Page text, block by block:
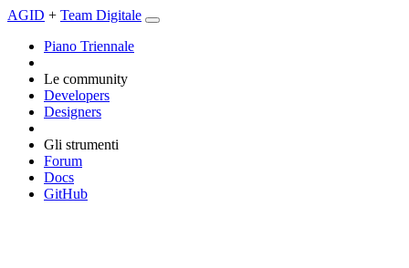
AGID + Team Digitale
Piano Triennale
Le community
Developers
Designers
Gli strumenti
Forum
Docs
GitHub